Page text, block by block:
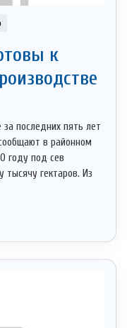
к
последних пять лет
в районном
году под сев
гектаров. Из